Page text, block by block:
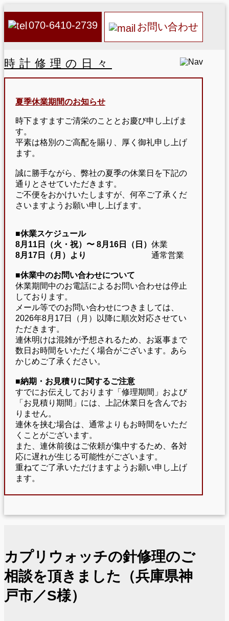
070-6410-2739 お問い合わせ
時計修理の日々
夏季休業期間のお知らせ
時下ますますご清栄のこととお慶び申し上げま
す。
平素は格別のご高配を賜り、厚く御礼申し上げ
ます。
誠に勝手ながら、弊社の夏季の休業日を下記の
通りとさせていただきます。
ご不便をおかけいたしますが、何卒ご了承くだ
さいますようお願い申し上げます。
■休業スケジュール
8月11日（火・祝）〜 8月16日（日） 休業
8月17日（月）より
通常営業
■休業中のお問い合わせについて
休業期間中のお電話によるお問い合わせは停止
しております。
メール等でのお問い合わせにつきましては、
2026年8月17日（月）以降に順次対応させてい
ただきます。
連休明けは混雑が予想されるため、お返事まで
数日お時間をいただく場合がございます。あら
かじめご了承ください。
■納期・お見積りに関するご注意
すでにお伝えしております「修理期間」および
「お見積り期間」には、上記休業日を含んでお
りません。
連休を挟む場合は、通常よりもお時間をいただ
くことがございます。
また、連休前後はご依頼が集中するため、各対
応に遅れが生じる可能性がございます。
重ねてご了承いただけますようお願い申し上げ
ます。
カプリウォッチの針修理のご
相談を頂きました（兵庫県神
戸市／S様）